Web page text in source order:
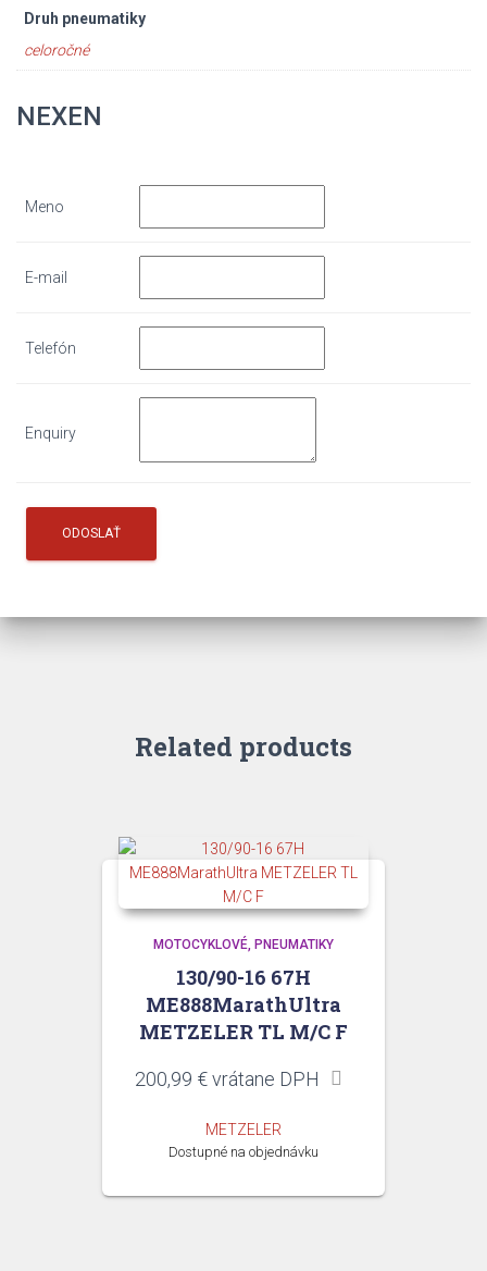
Druh pneumatiky
celoročné
NEXEN
Meno
E-mail
Telefón
Enquiry
Related products
MOTOCYKLOVÉ PNEUMATIKY
130/90-16 67H
ME888MarathUltra
METZELER TL M/C F
200,99 €vrátane DPH
METZELER
Dostupné na objednávku